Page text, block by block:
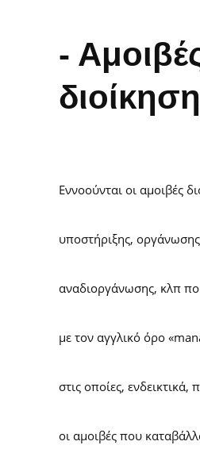
-
Εννοούνται οι αμοιβές
υποστήριξης,
αναδιοργάνωσης, κλπ
με τον αγγλικό όρο
στις οποίες, ενδεικτικά,
οι αμοιβές που